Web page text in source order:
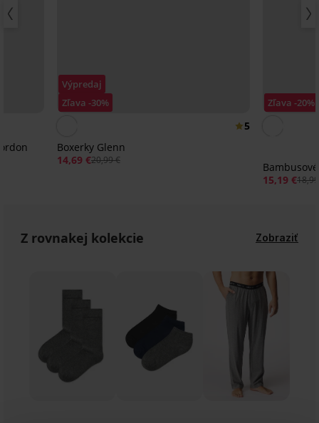
Výpredaj
Zľava -30%
5
Boxerky Glenn
14,69 €20,99 €
Zľava -20%
15,19 €
Z rovnakej kolekcie Zobraziť